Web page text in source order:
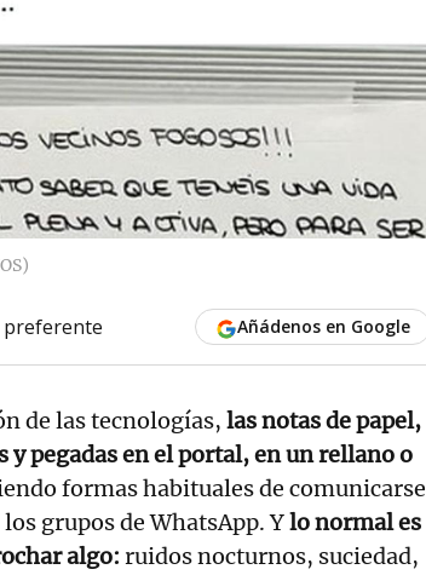
preferente Añádenos en Google
de las tecnologías, las notas de papel,
pegadas en el portal, en un rellano o
formas habituales de comunicarse
grupos de WhatsApp. Ylo normal es
algo: ruidos nocturnos, suciedad,